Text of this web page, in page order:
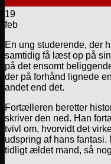
19
feb
En ung studerende, der
samtidig få læst op på
på det ensomt
der på forhånd lignede
andet end det.
Fortælleren beretter
skriver den ned. Han
tvivl om, hvorvidt det
udspring af hans
tidligt ældet mand, så